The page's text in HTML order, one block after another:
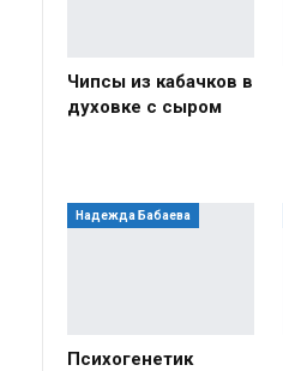
Чипсы из кабачков в
духовке с сыром
Надежда Бабаева
Психогенетик